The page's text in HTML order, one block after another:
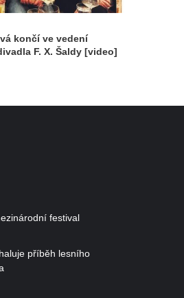
končí ve vedení
F. X. Šaldy [video]
festival
příběh lesního